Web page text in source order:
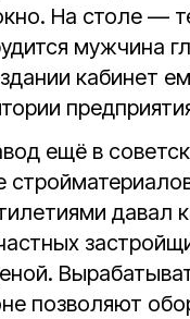
На столе —
мужчина
кабинет
ещё в
давал
позволяют